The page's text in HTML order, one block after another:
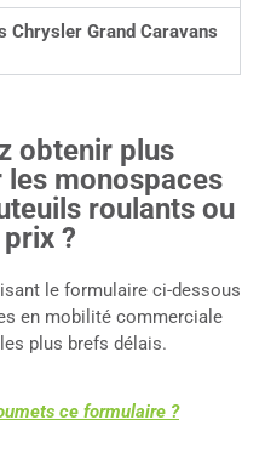
Chrysler Grand Caravans
obtenir plus
monospaces
roulants ou
?
le formulaire ci-dessous
en mobilité commerciale
plus brefs délais.
ce formulaire ?